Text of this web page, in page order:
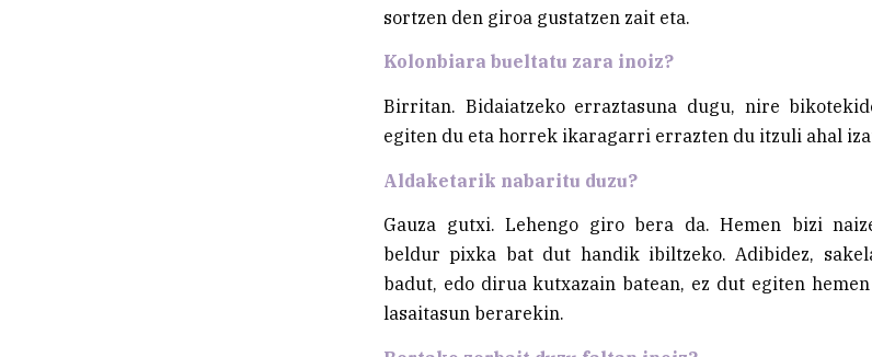
sortzen den giroa gustatzen zait eta.
Kolonbiara bueltatu zara inoiz?
Birritan. Bidaiatzeko erraztasuna dugu, nire
egiten du eta horrek ikaragarri errazten du itzuli ahal
Aldaketarik nabaritu duzu?
Gauza gutxi. Lehengo giro bera da. Hemen bizi
beldur pixka bat dut handik ibiltzeko. Adibidez,
badut, edo dirua kutxazain batean, ez dut egiten
lasaitasun berarekin.